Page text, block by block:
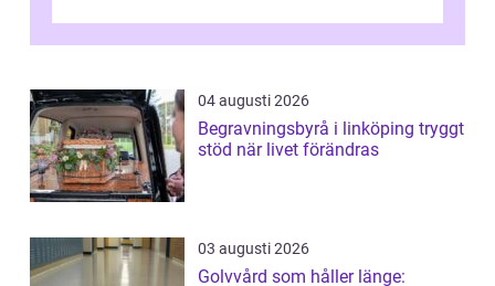
04 augusti 2026
Begravningsbyrå i linköping tryggt
stöd när livet förändras
03 augusti 2026
Golvvård som håller länge: